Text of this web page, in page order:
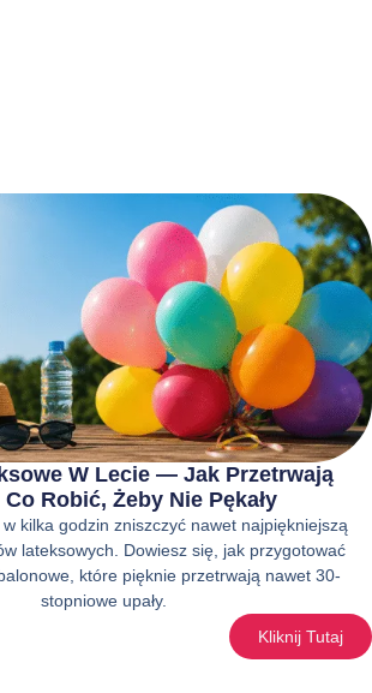
W Lecie — Jak Przetrwają
Co Robić, Żeby Nie Pękały
kilka godzin zniszczyć nawet najpiękniejszą
lateksowych. Dowiesz się, jak przygotować
które pięknie przetrwają nawet 30-
stopniowe upały.
Kliknij Tutaj